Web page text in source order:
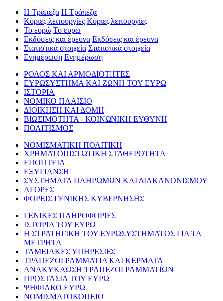
Η Τράπεζα Η Τράπεζα
Κύριες λειτουργίες Κύριες λειτουργίες
Το ευρώ Το ευρώ
Εκδόσεις και έρευνα Εκδόσεις και έρευνα
Στατιστικά στοιχεία Στατιστικά στοιχεία
Ενημέρωση Ενημέρωση
ΡΟΛΟΣ ΚΑΙ ΑΡΜΟΔΙΟΤΗΤΕΣ
ΕΥΡΩΣΥΣΤΗΜΑ ΚΑΙ ΖΩΝΗ ΤΟΥ ΕΥΡΩ
ΙΣΤΟΡΙΑ
ΝΟΜΙΚΟ ΠΛΑΙΣΙΟ
ΔΙΟΙΚΗΣΗ ΚΑΙ ΔΟΜΗ
ΒΙΩΣΙΜΟΤΗΤΑ - ΚΟΙΝΩΝΙΚΗ ΕΥΘΥΝΗ
ΠΟΛΙΤΙΣΜΟΣ
ΝΟΜΙΣΜΑΤΙΚΗ ΠΟΛΙΤΙΚΗ
ΧΡΗΜΑΤΟΠΙΣΤΩΤΙΚΗ ΣΤΑΘΕΡΟΤΗΤΑ
ΕΠΟΠΤΕΙΑ
ΕΞΥΓΙΑΝΣΗ
ΣΥΣΤΗΜΑΤΑ ΠΛΗΡΩΜΩΝ ΚΑΙ ΔΙΑΚΑΝΟΝΙΣΜΟΥ
ΑΓΟΡΕΣ
ΦΟΡΕΙΣ ΓΕΝΙΚΗΣ ΚΥΒΕΡΝΗΣΗΣ
ΓΕΝΙΚΕΣ ΠΛΗΡΟΦΟΡΙΕΣ
ΙΣΤΟΡΙΑ ΤΟΥ ΕΥΡΩ
Η ΣΤΡΑΤΗΓΙΚΗ ΤΟΥ ΕΥΡΩΣΥΣΤΗΜΑΤΟΣ ΓΙΑ ΤΑ
ΜΕΤΡΗΤΑ
ΤΑΜΕΙΑΚΕΣ ΥΠΗΡΕΣΙΕΣ
ΤΡΑΠΕΖΟΓΡΑΜΜΑΤΙΑ ΚΑΙ ΚΕΡΜΑΤΑ
ΑΝΑΚΥΚΛΩΣΗ ΤΡΑΠΕΖΟΓΡΑΜΜΑΤΙΩΝ
ΠΡΟΣΤΑΣΙΑ ΤΟΥ ΕΥΡΩ
ΨΗΦΙΑΚΟ ΕΥΡΩ
ΝΟΜΙΣΜΑΤΟΚΟΠΕΙΟ